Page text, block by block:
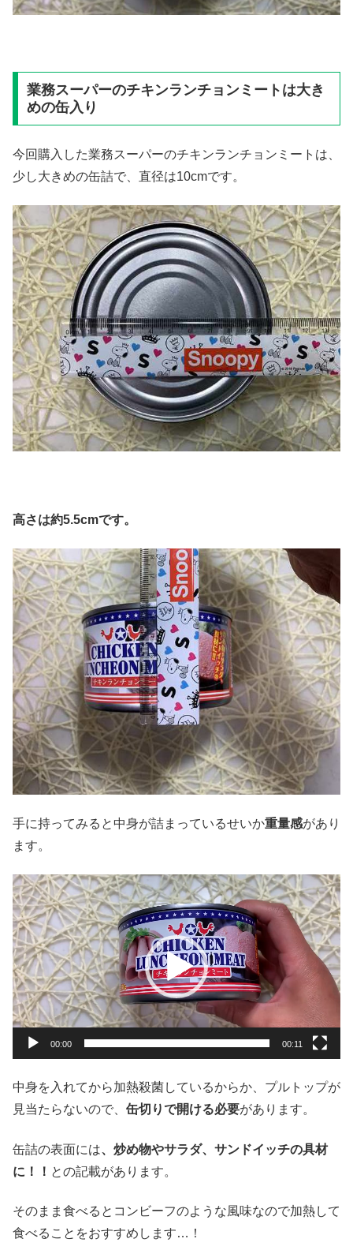
業務スーパーのチキンランチョンミートは大き
めの缶入り
今回購入した業務スーパーのチキンランチョンミートは、
少し大きめの缶詰で、直径は10cmです。
高さは約5.5cmです。
手に持ってみると中身が詰まっているせいか重量感があり
ます。
動
画
プ
レ
ー
ヤ
ー
00:00 00:11
中身を入れてから加熱殺菌しているからか、プルトップが
見当たらないので、 缶切りで開ける必要があります。
缶詰の表面には、炒め物やサラダ、サンドイッチの具材
に！！ との記載があります。
そのまま食べるとコンビーフのような風味なので加熱して
食べることをおすすめします…！